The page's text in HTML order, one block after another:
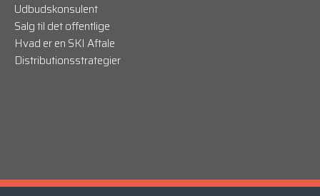
Udbudskonsulent
Salg til det offentlige
Hvad er en SKI Aftale
Distributionsstrategier